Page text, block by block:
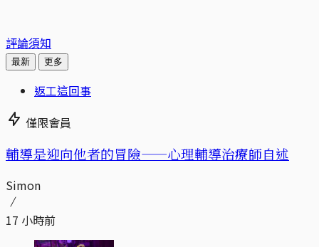
評論須知
最新 更多
返工這回事
僅限會員
輔導是迎向他者的冒險——心理輔導治療師自述
Simon
17 小時前